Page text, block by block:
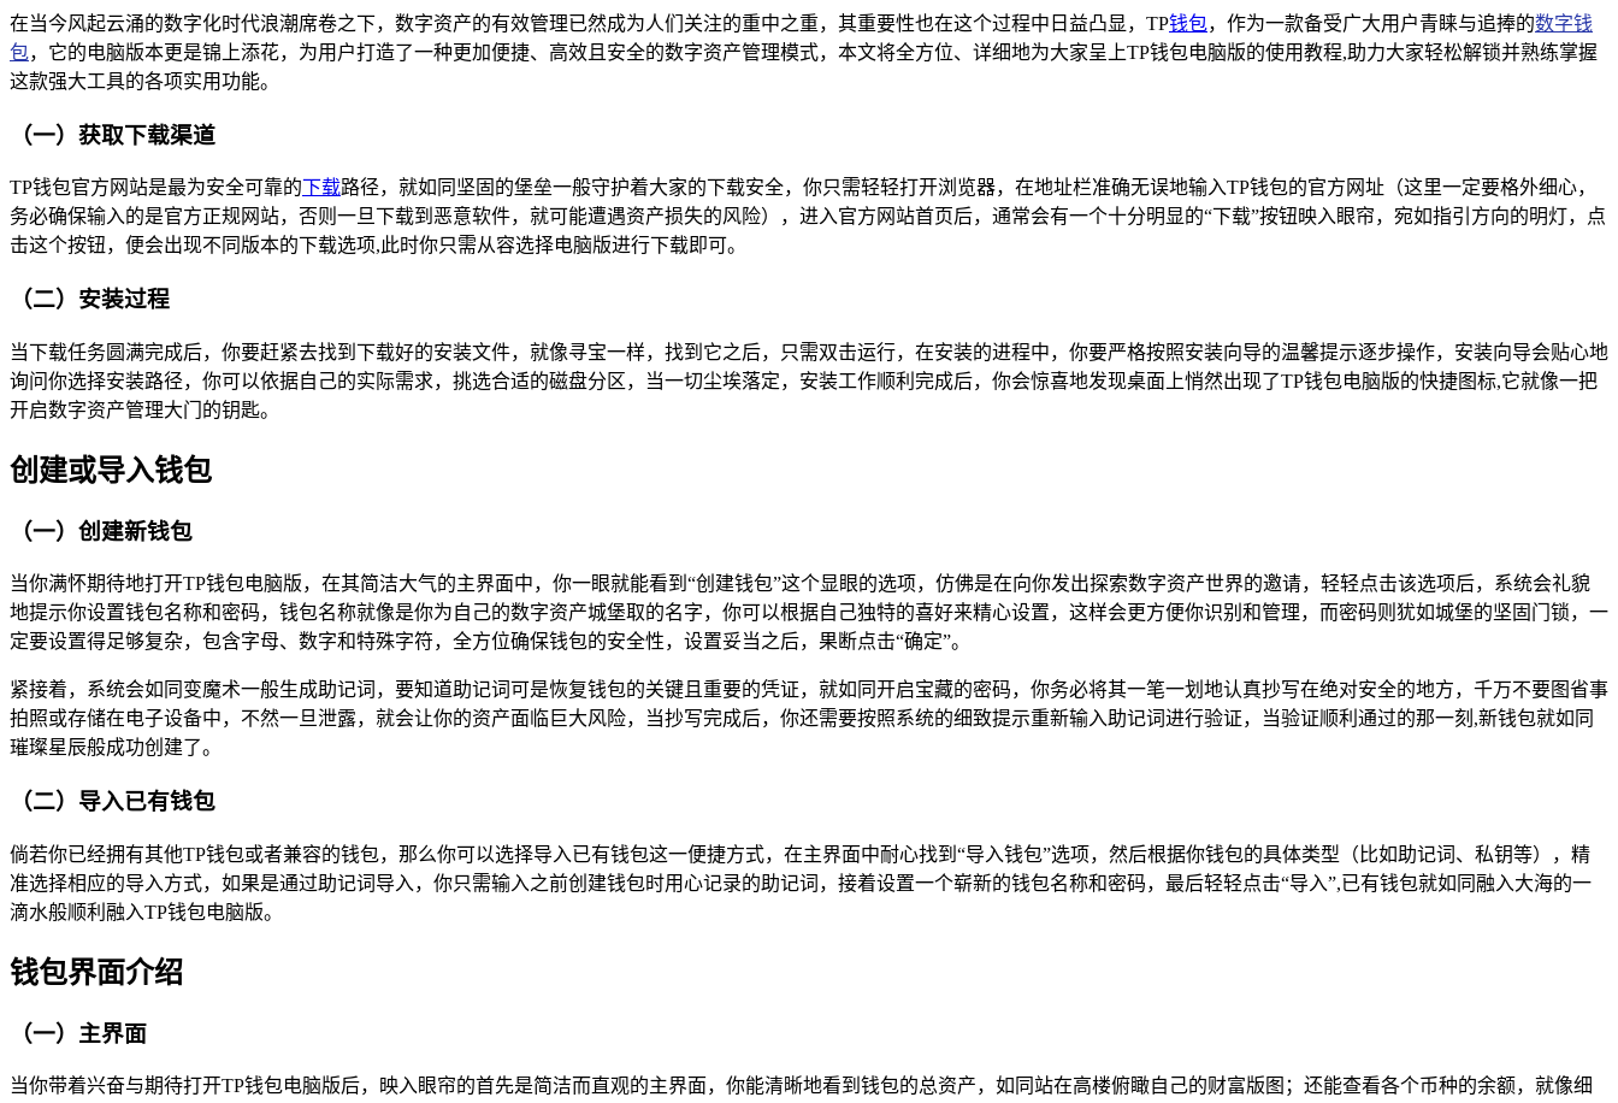
在当今风起云涌的数字化时代浪潮席卷之下，数字资产的有效管理已然成为人们关注的重中之重，其重要性也在这个过程中日益凸显，TP钱包，作为一款备受广大用户青睐与追捧的数字钱
包，它的电脑版本更是锦上添花，为用户打造了一种更加便捷、高效且安全的数字资产管理模式，本文将全方位、详细地为大家呈上TP钱包电脑版的使用教程,助力大家轻松解锁并熟练掌握
这款强大工具的各项实用功能。
（一）获取下载渠道
TP钱包官方网站是最为安全可靠的下载路径，就如同坚固的堡垒一般守护着大家的下载安全，你只需轻轻打开浏览器，在地址栏准确无误地输入TP钱包的官方网址（这里一定要格外细心，
务必确保输入的是官方正规网站，否则一旦下载到恶意软件，就可能遭遇资产损失的风险），进入官方网站首页后，通常会有一个十分明显的“下载”按钮映入眼帘，宛如指引方向的明灯，点
击这个按钮，便会出现不同版本的下载选项,此时你只需从容选择电脑版进行下载即可。
（二）安装过程
当下载任务圆满完成后，你要赶紧去找到下载好的安装文件，就像寻宝一样，找到它之后，只需双击运行，在安装的进程中，你要严格按照安装向导的温馨提示逐步操作，安装向导会贴心地
询问你选择安装路径，你可以依据自己的实际需求，挑选合适的磁盘分区，当一切尘埃落定，安装工作顺利完成后，你会惊喜地发现桌面上悄然出现了TP钱包电脑版的快捷图标,它就像一把
开启数字资产管理大门的钥匙。
创建或导入钱包
（一）创建新钱包
当你满怀期待地打开TP钱包电脑版，在其简洁大气的主界面中，你一眼就能看到“创建钱包”这个显眼的选项，仿佛是在向你发出探索数字资产世界的邀请，轻轻点击该选项后，系统会礼貌
地提示你设置钱包名称和密码，钱包名称就像是你为自己的数字资产城堡取的名字，你可以根据自己独特的喜好来精心设置，这样会更方便你识别和管理，而密码则犹如城堡的坚固门锁，一
定要设置得足够复杂，包含字母、数字和特殊字符，全方位确保钱包的安全性，设置妥当之后，果断点击“确定”。
紧接着，系统会如同变魔术一般生成助记词，要知道助记词可是恢复钱包的关键且重要的凭证，就如同开启宝藏的密码，你务必将其一笔一划地认真抄写在绝对安全的地方，千万不要图省事
拍照或存储在电子设备中，不然一旦泄露，就会让你的资产面临巨大风险，当抄写完成后，你还需要按照系统的细致提示重新输入助记词进行验证，当验证顺利通过的那一刻,新钱包就如同
璀璨星辰般成功创建了。
（二）导入已有钱包
倘若你已经拥有其他TP钱包或者兼容的钱包，那么你可以选择导入已有钱包这一便捷方式，在主界面中耐心找到“导入钱包”选项，然后根据你钱包的具体类型（比如助记词、私钥等），精
准选择相应的导入方式，如果是通过助记词导入，你只需输入之前创建钱包时用心记录的助记词，接着设置一个崭新的钱包名称和密码，最后轻轻点击“导入”,已有钱包就如同融入大海的一
滴水般顺利融入TP钱包电脑版。
钱包界面介绍
（一）主界面
当你带着兴奋与期待打开TP钱包电脑版后，映入眼帘的首先是简洁而直观的主界面，你能清晰地看到钱包的总资产，如同站在高楼俯瞰自己的财富版图；还能查看各个币种的余额，就像细